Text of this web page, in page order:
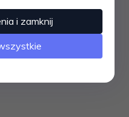
i zamknij